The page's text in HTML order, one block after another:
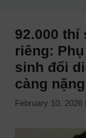
92.000 thí
riêng:
sinh đối
càng
February 10, 2026